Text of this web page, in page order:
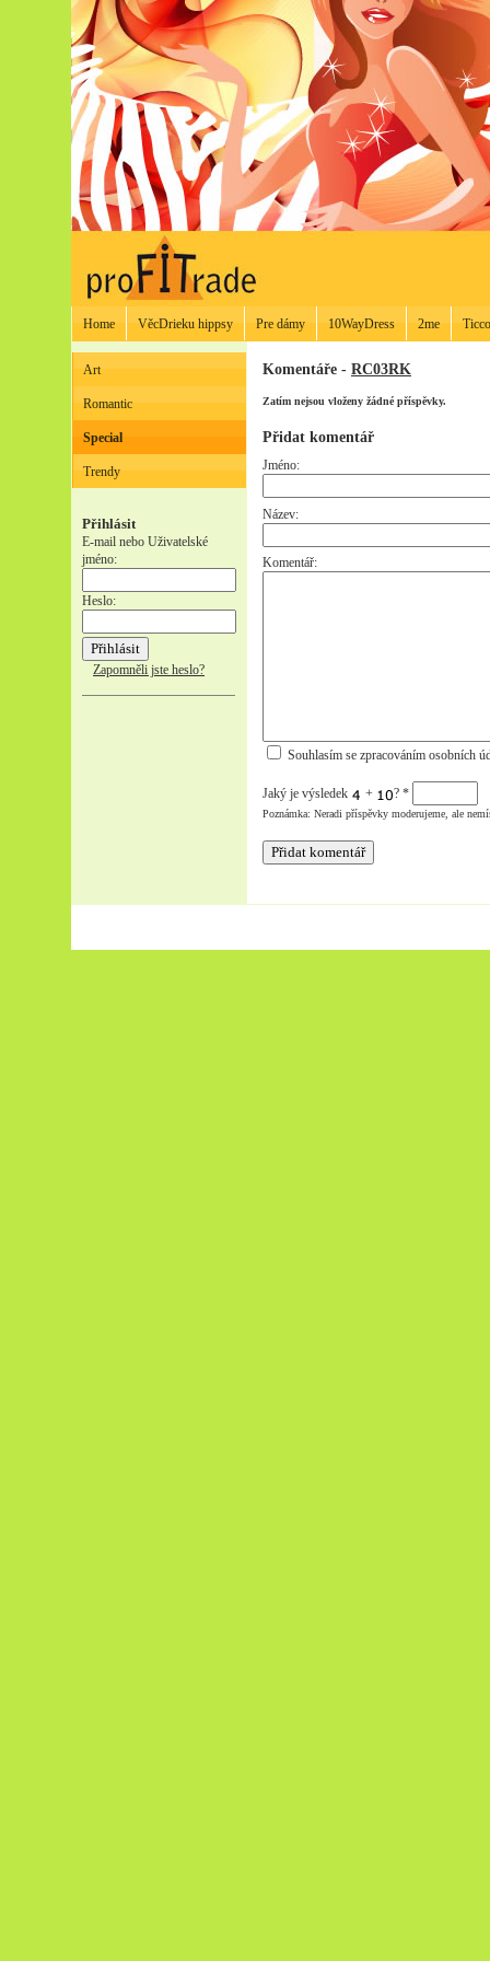
Home VěcDrieku hippsy Pre dámy 10WayDress 2me
Art
Romantic
Special
Trendy
Přihlásit
E-mail nebo Uživatelské
jméno:
Heslo:
Zapomněli jste heslo?
Komentáře - RC03RK
Zatím nejsou vloženy žádné příspěvky.
Přidat komentář
Jméno:
Název:
Komentář:
Souhlasím se zpracováním osobních
Jaký je výsledek + ? *
Poznámka: Neradi příspěvky moderujeme, ale